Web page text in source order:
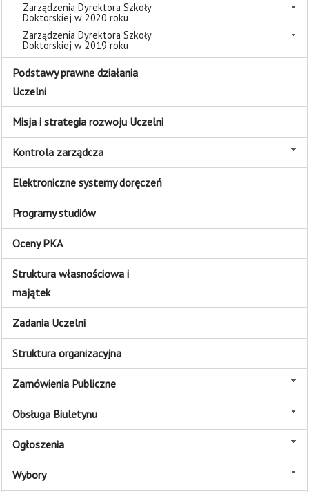
Zarządzenia Dyrektora Szkoły
Doktorskiej w 2020 roku
Zarządzenia Dyrektora Szkoły
Doktorskiej w 2019 roku
Podstawy prawne działania
Uczelni
Misja i strategia rozwoju Uczelni
Kontrola zarządcza
Elektroniczne systemy doręczeń
Programy studiów
Oceny PKA
Struktura własnościowa i
majątek
Zadania Uczelni
Struktura organizacyjna
Zamówienia Publiczne
Obsługa Biuletynu
Ogłoszenia
Wybory